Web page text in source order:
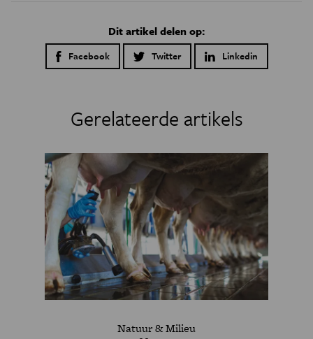
Dit artikel delen op:
Facebook Twitter Linkedin
Gerelateerde artikels
Natuur & Milieu